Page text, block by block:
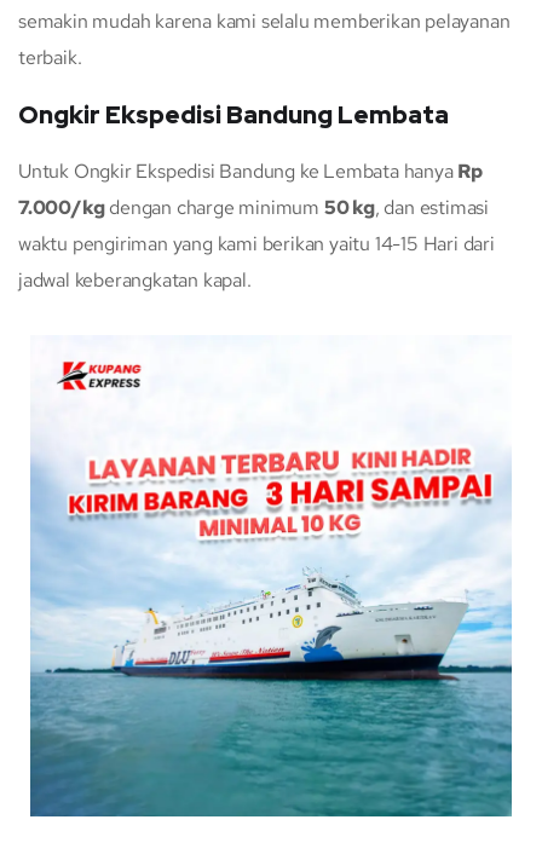
semakin mudah karena kami selalu memberikan pelayanan
terbaik.
Ongkir Ekspedisi Bandung Lembata
Untuk Ongkir Ekspedisi Bandung ke Lembata hanyaRp
7.000/kgdengan charge minimum 50 kg, dan estimasi
waktu pengiriman yang kami berikan yaitu 14-15 Hari dari
jadwal keberangkatan kapal.